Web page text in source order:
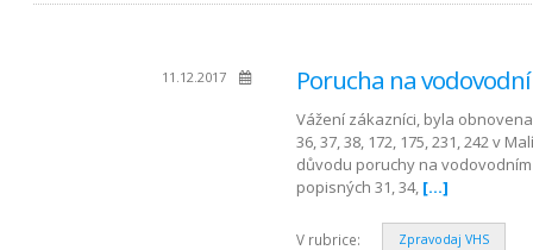
11.12.2017 Porucha na
Vážení zákazníci, byla
36, 37, 38, 172, 175, 231, 242 v
důvodu poruchy na
popisných 31, 34, […]
V rubrice: Zpravodaj VHS